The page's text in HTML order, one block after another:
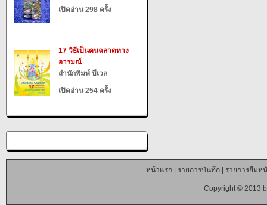
เปิดอ่าน 298 ครั้ง
17 วิธีเป็นคนฉลาดทาง
อารมณ์
สำนักพิมพ์ บีเวล
เปิดอ่าน 254 ครั้ง
หน้าแรก| รายการบันทึก| รายการยืมห
Copyright © 2013